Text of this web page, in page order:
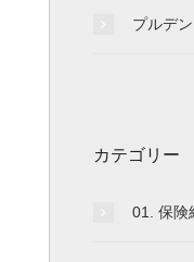
プルデ
カテゴリー
01. 保険